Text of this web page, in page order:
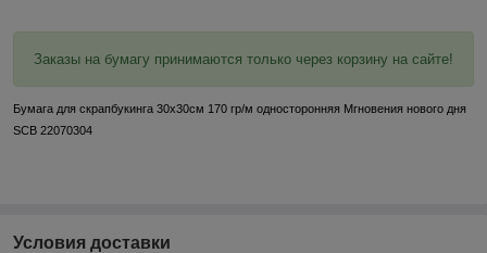
Заказы на бумагу принимаются только через корзину на сайте!
Бумага для скрапбукинга 30х30см 170 гр/м односторонняя Мгновения нового дня
SCB 22070304
Условия доставки